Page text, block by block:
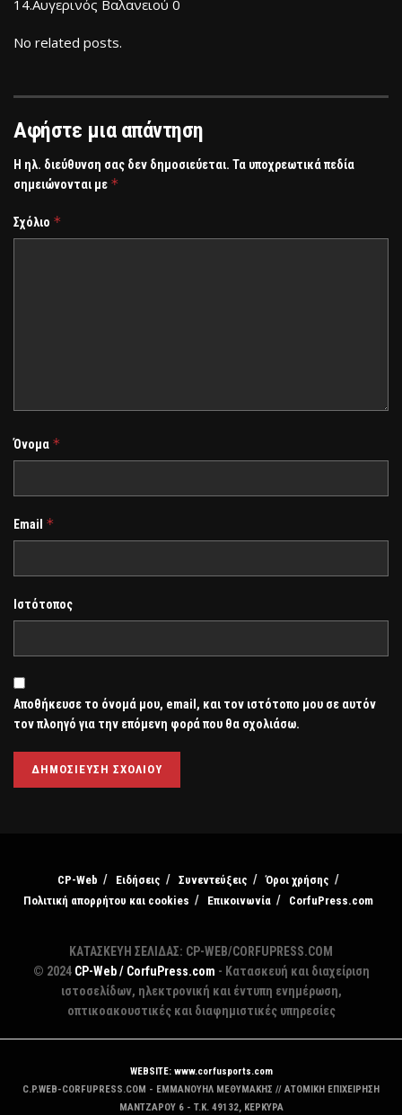
14.Αυγερινός Βαλανειού 0
No related posts.
Αφήστε μια απάντηση
Η ηλ. διεύθυνση σας δεν δημοσιεύεται. Τα υποχρεωτικά πεδία
σημειώνονται με *
Σχόλιο *
Όνομα *
Email *
Ιστότοπος
Αποθήκευσε το όνομά μου, email, και τον ιστότοπο μου σε αυτόν
τον πλοηγό για την επόμενη φορά που θα σχολιάσω.
CP-Web Ειδήσεις Συνεντεύξεις
Όροι χρήσης
Πολιτική απορρήτου και cookies
Επικοινωνία CorfuPress.com
ΚΑΤΑΣΚΕΥΗ ΣΕΛΙΔΑΣ: CP-WEB/CORFUPRESS.COM
© 2024 CP-Web / CorfuPress.com - Κατασκευή και διαχείριση
ιστοσελίδων, ηλεκτρονική και έντυπη ενημέρωση,
οπτικοακουστικές και διαφημιστικές υπηρεσίες
WEBSITE: www.corfusports.com
C.P.WEB-CORFUPRESS.COM - ΕΜΜΑΝΟΥΗΛ ΜΕΘΥΜΑΚΗΣ // ΑΤΟΜΙΚΗ ΕΠΙΧΕΙΡΗΣΗ
MANTZAΡΟΥ 6 - T.K. 49132, ΚΕΡΚΥΡΑ